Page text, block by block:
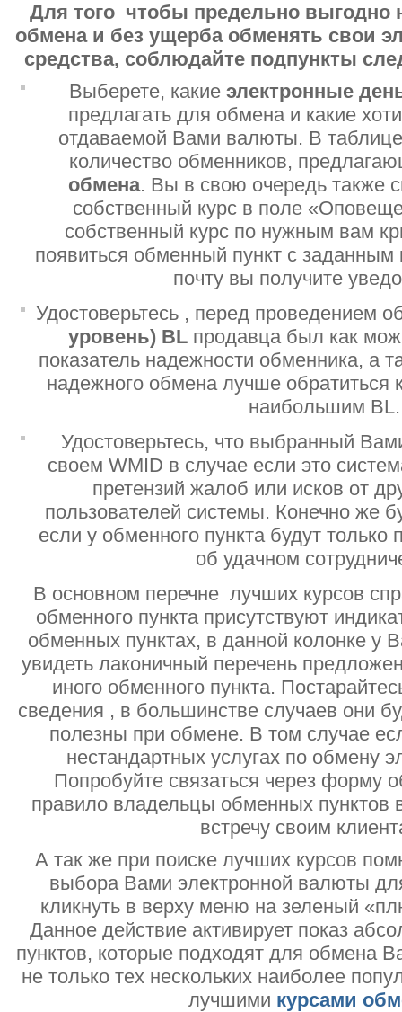
Для того чтобы предельно выгодно
обмена и без ущерба обменять свои
средства, соблюдайте подпункты
Выберете, какие электронные
предлагать для обмена и какие
отдаваемой Вами валюты. В таблице
количество обменников,
обмена. Вы в свою очередь также
собственный курс в поле
собственный курс по нужным вам
появиться обменный пункт с заданным
почту вы получите
Удостоверьтесь , перед проведением
уровень) BL продавца был как
показатель надежности обменника, а
надежного обмена лучше
наибольшим BL.
Удостоверьтесь, что выбранный
своем WMID в случае если это
претензий жалоб или исков от
пользователей системы. Конечно же
если у обменного пункта будут
об удачном
В основном перечне лучших курсов
обменного пункта присутствуют
обменных пунктах, в данной колонке у
увидеть лаконичный перечень
иного обменного пункта.
сведения , в большинстве случаев они
полезны при обмене. В том случае
нестандартных услугах по обмену
Попробуйте связаться через форму
правило владельцы обменных пунктов
встречу своим
А так же при поиске лучших курсов
выбора Вами электронной валюты
кликнуть в верху меню на зеленый
Данное действие активирует показ
пунктов, которые подходят для обмена
не только тех нескольких наиболее
лучшими курсами